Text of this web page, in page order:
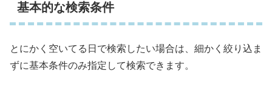
基本的な検索条件
とにかく空いてる日で検索したい場合は、細かく絞り込ま
ずに基本条件のみ指定して検索できます。